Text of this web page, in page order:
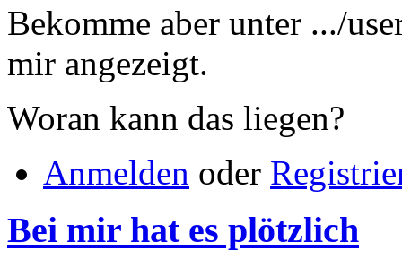
Bekomme aber unter .../
mir angezeigt.
Woran kann das liegen?
Anmelden oder
Bei mir hat es plötzlich